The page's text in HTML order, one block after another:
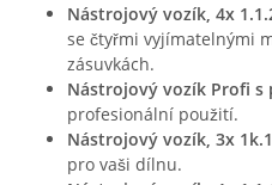
Nástrojový vozík, 4x
se čtyřmi vyjímatelnými
zásuvkách.
Nástrojový vozík Profi s
profesionální použití.
Nástrojový vozík, 3x
pro vaši dílnu.